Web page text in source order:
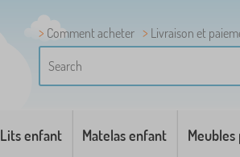
Comment acheter Livraison et
Lits enfant Matelas enfant